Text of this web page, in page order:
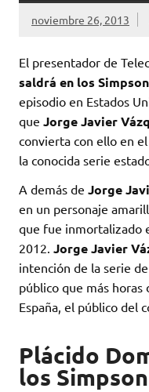
noviembre 26, 2013
El presentador de
saldrá en los Simpson
episodio en Estados
que Jorge Javier
convierta con ello en
la conocida serie
A demás de Jorge
en un personaje
que fue inmortalizado
2012. Jorge Javier
intención de la serie de
público que más
España, el público del
Plácido
los Simpson